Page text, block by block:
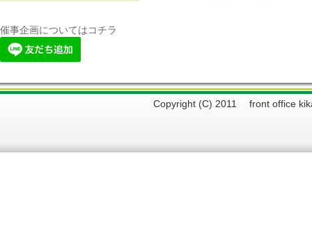
催事企画についてはコチラ
Copyright (C) 2011 front office